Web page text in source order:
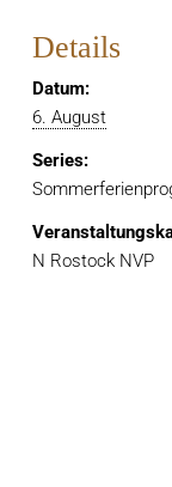
Details
Datum:
6. August
Series:
N Rostock NVP